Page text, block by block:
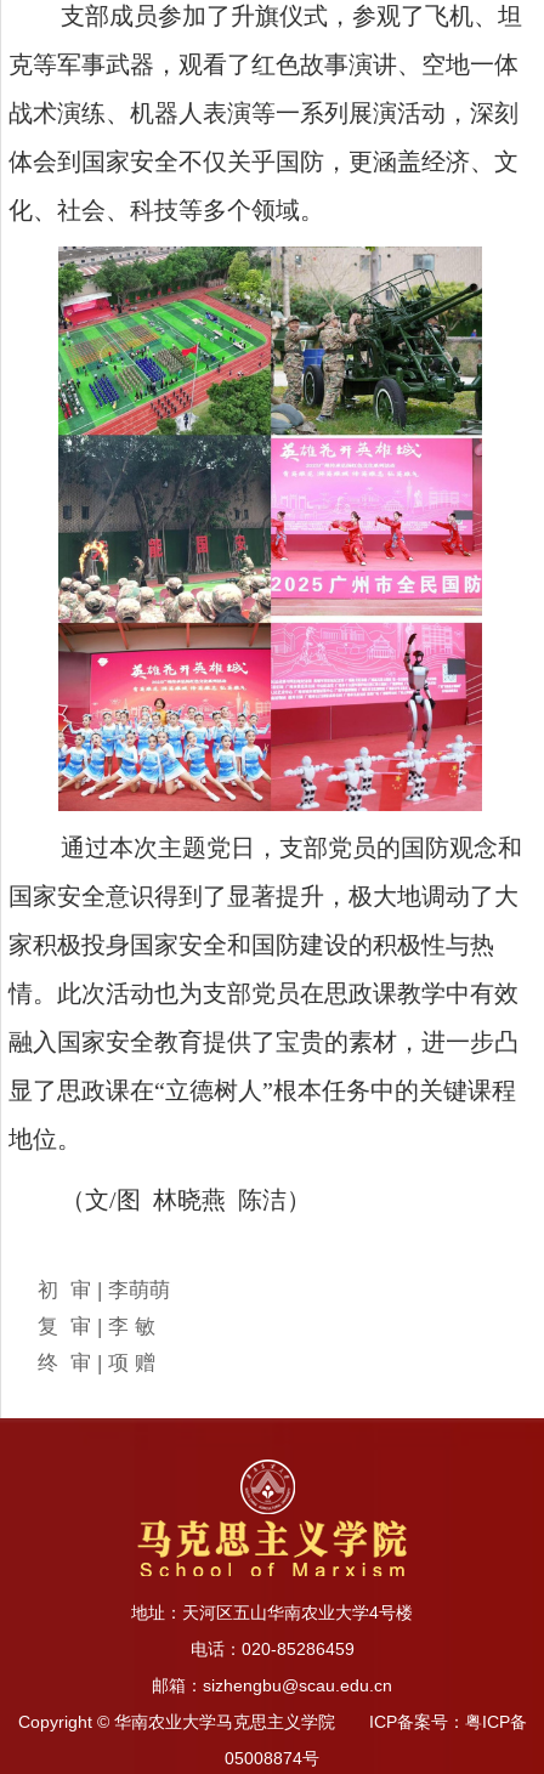
支部成员参加了升旗仪式，参观了飞机、坦
克等军事武器，观看了红色故事演讲、空地一体
战术演练、机器人表演等一系列展演活动， 深刻
体会到国家安全不仅关乎国防，更涵盖经济、文
化、社会、科技等多个领域。
通过本次主题党日 ，支部党员的国防观念和
国家安全意识得到了 显著提升， 极大地调动了大
家积极投身国家安全和国防建设的积极性与热
情。 此次活动也为支部党员在思政课教学中有效
融入国家安全教育提供了宝贵的素材， 进一步凸
显了思政课在“立德树人”根本任务中的关键课程
地位。
（文/图 林晓燕 陈洁）
初 审 | 李萌萌
复 审 | 李 敏
终 审 | 项 赠
地址：天河区五山华南农业大学4号楼
电话：020-85286459
邮箱：sizhengbu@scau.edu.cn
Copyright © 华南农业大学马克思主义学院 ICP备案号：粤ICP备
05008874号